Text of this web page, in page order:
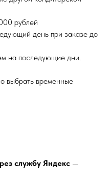
рублей
день при заказе до
на последующие дни.
выбрать временные
службу Яндекс —